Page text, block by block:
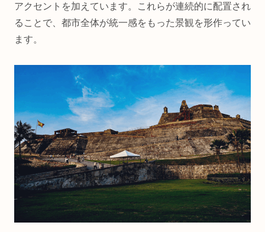
アクセントを加えています。これらが連続的に配置され
ることで、都市全体が統一感をもった景観を形作ってい
ます。